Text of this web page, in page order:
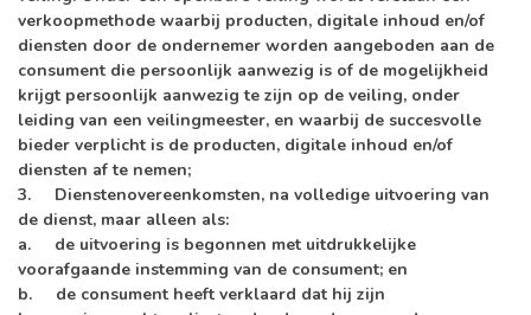
verkoopmethode waarbij producten, digitale inhoud en/of
diensten door de ondernemer worden aangeboden aan de
consument die persoonlijk aanwezig is of de mogelijkheid
krijgt persoonlijk aanwezig te zijn op de veiling, onder
leiding van een veilingmeester, en waarbij de succesvolle
bieder verplicht is de producten, digitale inhoud en/of
diensten af te nemen;
3. Dienstenovereenkomsten, na volledige uitvoering van
de dienst, maar alleen als:
a. de uitvoering is begonnen met uitdrukkelijke
voorafgaande instemming van de consument; en
b. de consument heeft verklaard dat hij zijn